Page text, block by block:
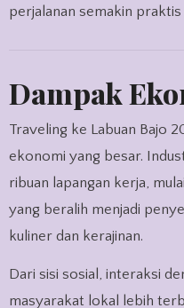
perjalanan semakin praktis
Dampak
Traveling ke Labuan Bajo
ekonomi yang besar.
ribuan lapangan kerja,
yang beralih menjadi
kuliner dan kerajinan.
Dari sisi sosial, interaksi
masyarakat lokal lebih